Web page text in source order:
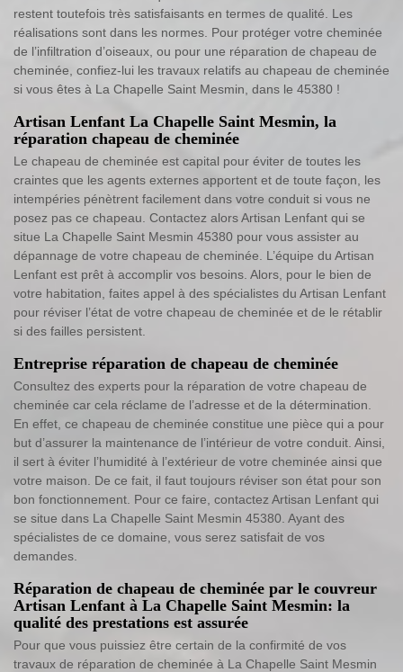
restent toutefois très satisfaisants en termes de qualité. Les
réalisations sont dans les normes. Pour protéger votre cheminée
de l’infiltration d’oiseaux, ou pour une réparation de chapeau de
cheminée, confiez-lui les travaux relatifs au chapeau de cheminée
si vous êtes à La Chapelle Saint Mesmin, dans le 45380 !
Artisan Lenfant La Chapelle Saint Mesmin, la
réparation chapeau de cheminée
Le chapeau de cheminée est capital pour éviter de toutes les
craintes que les agents externes apportent et de toute façon, les
intempéries pénètrent facilement dans votre conduit si vous ne
posez pas ce chapeau. Contactez alors Artisan Lenfant qui se
situe La Chapelle Saint Mesmin 45380 pour vous assister au
dépannage de votre chapeau de cheminée. L’équipe du Artisan
Lenfant est prêt à accomplir vos besoins. Alors, pour le bien de
votre habitation, faites appel à des spécialistes du Artisan Lenfant
pour réviser l’état de votre chapeau de cheminée et de le rétablir
si des failles persistent.
Entreprise réparation de chapeau de cheminée
Consultez des experts pour la réparation de votre chapeau de
cheminée car cela réclame de l’adresse et de la détermination.
En effet, ce chapeau de cheminée constitue une pièce qui a pour
but d’assurer la maintenance de l’intérieur de votre conduit. Ainsi,
il sert à éviter l’humidité à l’extérieur de votre cheminée ainsi que
votre maison. De ce fait, il faut toujours réviser son état pour son
bon fonctionnement. Pour ce faire, contactez Artisan Lenfant qui
se situe dans La Chapelle Saint Mesmin 45380. Ayant des
spécialistes de ce domaine, vous serez satisfait de vos
demandes.
Réparation de chapeau de cheminée par le couvreur
Artisan Lenfant à La Chapelle Saint Mesmin: la
qualité des prestations est assurée
Pour que vous puissiez être certain de la confirmité de vos
travaux de réparation de cheminée à La Chapelle Saint Mesmin